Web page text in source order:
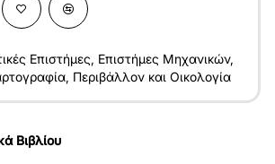
Επιστήμες, Επιστήμες Μηχανικών,
, Περιβάλλον και Οικολογία
Βιβλίου